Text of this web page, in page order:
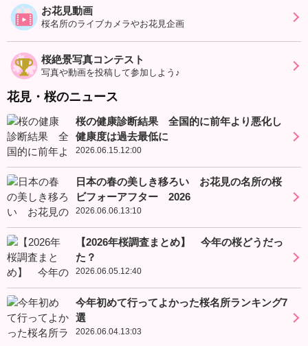
お花見動画
桜名所のライブカメラやお花見企画
桜絶景写真コンテスト
写真や動画を投稿して参加しよう♪
花見・桜のニュース
桜の健康診断結果 全国的に前年より悪化し
健康度は過去最低に
2026.06.15.12:00
日本の春の美しき移ろい お花見の名所の桜
ビフォーアフター 2026
2026.06.06.13:10
【2026年桜調査まとめ】 今年の桜どうだっ
た？
2026.06.05.12:40
今年初めて行ってよかった桜名所ランキング7
選
2026.06.04.13:03